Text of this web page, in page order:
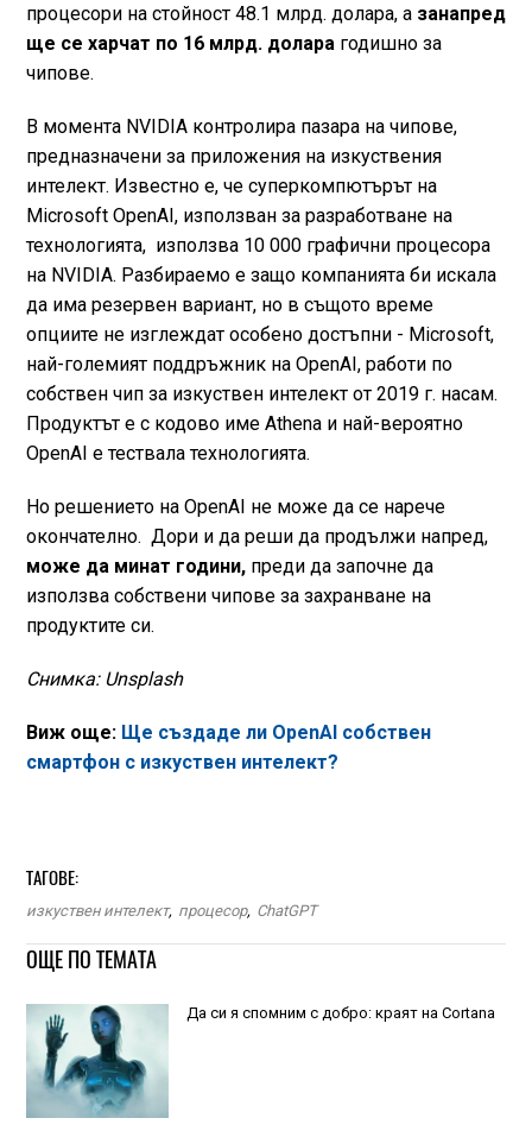
процесори на стойност 48.1 млрд. долара, азанапред
ще се харчат по 16 млрд. долара годишно за
чипове.
В момента NVIDIA контролира пазара на чипове,
предназначени за приложения на изкуствения
интелект. Известно е, че суперкомпютърът на
Microsoft OpenAI, използван за разработване на
технологията, използва 10 000 графични процесора
на NVIDIA. Разбираемо е защо компанията би искала
да има резервен вариант, но в същото време
опциите не изглеждат особено достъпни - Microsoft,
най-големият поддръжник на OpenAI, работи по
собствен чип за изкуствен интелект от 2019 г. насам.
Продуктът е с кодово име Athena и най-вероятно
OpenAI е тествала технологията.
Но решението на OpenAI не може да се нарече
окончателно. Дори и да реши да продължи напред,
може да минат години,преди да започне да
използва собствени чипове за захранване на
продуктите си.
Снимка: Unsplash
Виж още: Ще създаде ли OpenAI собствен
смартфон с изкуствен интелект?
ТАГОВЕ:
изкуствен интелект, процесор, ChatGPT
ОЩЕ ПО ТЕМАТА
Да си я спомним с добро: краят на Cortana